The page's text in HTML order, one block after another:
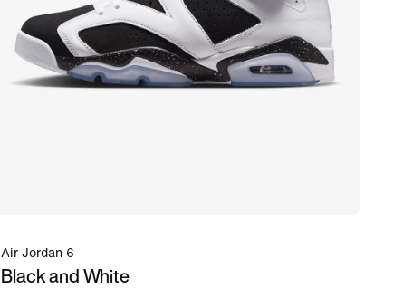
Air Jordan 6
Black and White